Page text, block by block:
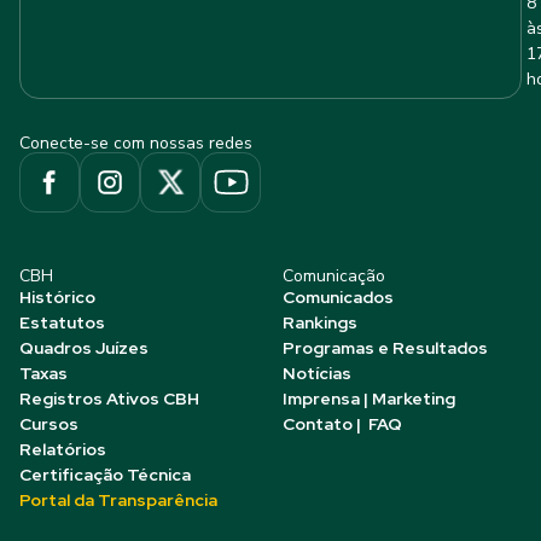
Conecte-se com nossas redes
CBH
Histórico
Estatutos
Quadros Juízes
Taxas
Registros Ativos CBH
Cursos
Relatórios
Certificação Técnica
Portal da Transparência
Comunicação
Comunicados
Rankings
Programas e Resultados
Notícias
Imprensa | Marketing
Contato | FAQ